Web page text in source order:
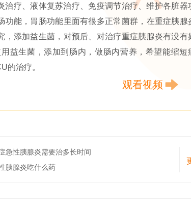
疗、液体复苏治疗、免疫调节治疗、维护各脏器
能，胃肠功能里面有很多正常菌群，在重症胰腺
添加益生菌，对预后、对治疗重症胰腺炎有没有
益生菌，添加到肠内，做肠内营养，希望能缩短
的治疗。
观看视频
急性胰腺炎需要治多长时间
胰腺炎吃什么药